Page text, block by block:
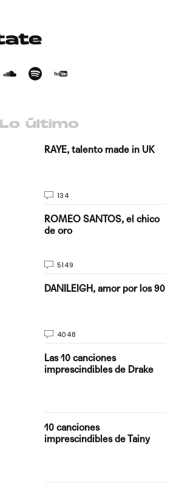
Lo último
RAYE, talento made in UK
134
ROMEO SANTOS, el chico
de oro
5149
DANILEIGH, amor por los 90
4048
Las 10 canciones
imprescindibles de Drake
10 canciones
imprescindibles de Tainy